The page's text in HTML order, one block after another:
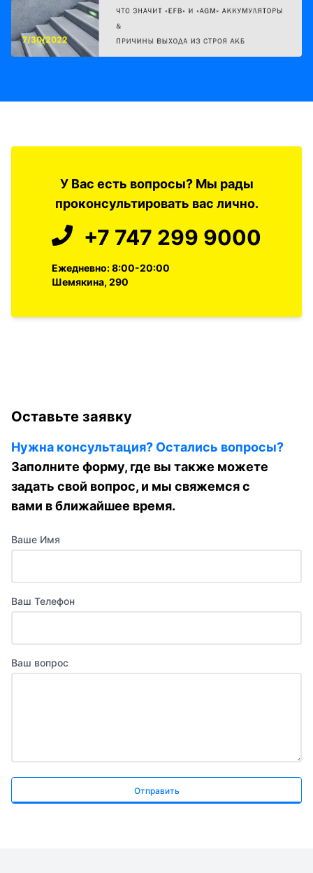
7/30/2022
У Вас есть вопросы? Мы рады
проконсультировать вас лично.
+7 747 299 9000
Ежедневно: 8:00-20:00
Шемякина, 290
Оставьте заявку
Нужна консультация? Остались вопросы?
Заполните форму, где вы также можете
задать свой вопрос, и мы свяжемся с
вами в ближайшее время.
Ваше Имя
Ваш Телефон
Ваш вопрос
Отправить